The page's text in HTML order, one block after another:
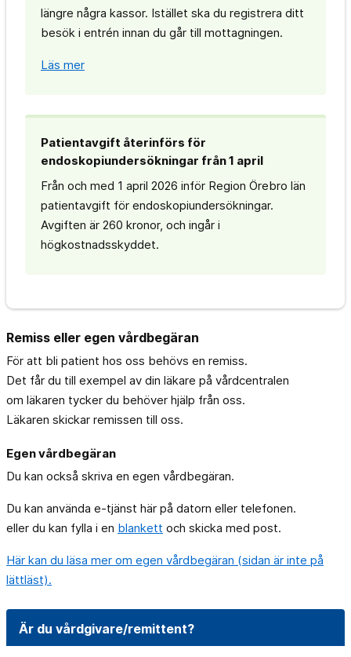
längre några kassor. Istället ska du registrera ditt
besök i entrén innan du går till mottagningen.
Läs mer
Patientavgift återinförs för
endoskopiundersökningar från 1 april
Från och med 1 april 2026 inför Region Örebro län
patientavgift för endoskopiundersökningar.
Avgiften är 260 kronor, och ingår i
högkostnadsskyddet.
Remiss eller egen vårdbegäran
För att bli patient hos oss behövs en remiss.
Det får du till exempel av din läkare på vårdcentralen
om läkaren tycker du behöver hjälp från oss.
Läkaren skickar remissen till oss.
Egen vårdbegäran
Du kan också skriva en egen vårdbegäran.
Du kan använda e-tjänst här på datorn eller telefonen.
eller du kan fylla i en blankett och skicka med post.
Här kan du läsa mer om egen vårdbegäran (sidan är inte på
lättläst).
Är du vårdgivare/remittent?